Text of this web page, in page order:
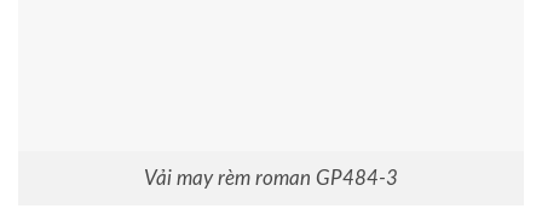
Vải may rèm roman GP484-3